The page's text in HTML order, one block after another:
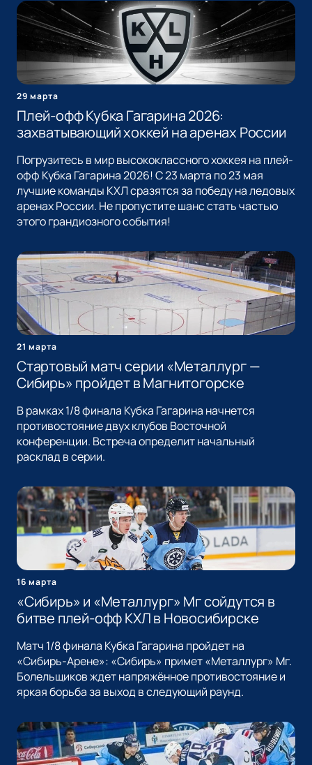
29 марта
Плей-офф Кубка Гагарина 2026:
захватывающий хоккей на аренах России
Погрузитесь в мир высококлассного хоккея на плей-
офф Кубка Гагарина 2026! С 23 марта по 23 мая
лучшие команды КХЛ сразятся за победу на ледовых
аренах России. Не пропустите шанс стать частью
этого грандиозного события!
21 марта
Стартовый матч серии «Металлург —
Сибирь» пройдет в Магнитогорске
В рамках 1/8 финала Кубка Гагарина начнется
противостояние двух клубов Восточной
конференции. Встреча определит начальный
расклад в серии.
16 марта
«Сибирь» и «Металлург» Мг сойдутся в
битве плей-офф КХЛ в Новосибирске
Матч 1/8 финала Кубка Гагарина пройдет на
«Сибирь-Арене»: «Сибирь» примет «Металлург» Мг.
Болельщиков ждет напряжённое противостояние и
яркая борьба за выход в следующий раунд.